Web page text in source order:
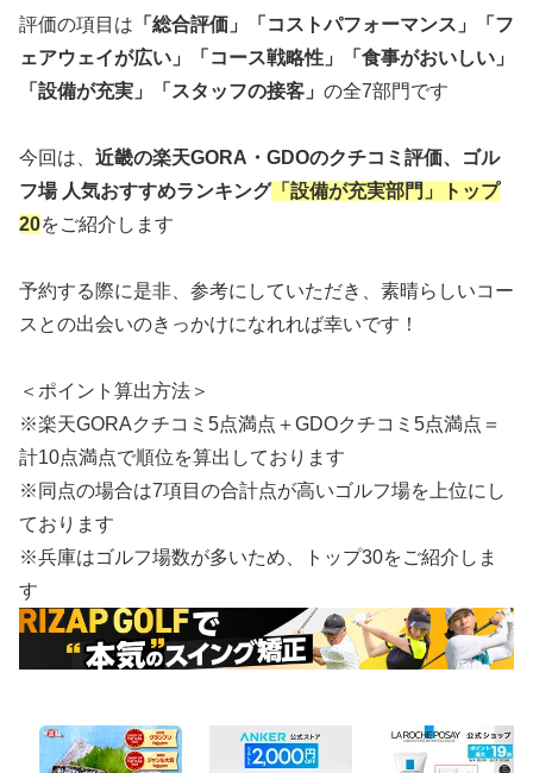
評価の項目は 「総合評価」「コストパフォーマンス」「フ
ェアウェイが広い」「コース戦略性」「食事がおいしい」
「設備が充実」「スタッフの接客」 の全7部門です
今回は、 近畿の楽天GORA・GDOのクチコミ評価、ゴル
フ場 人気おすすめランキング 「設備が充実部門」トップ
20をご紹介します
予約する際に是非、参考にしていただき、素晴らしいコー
スとの出会いのきっかけになれれば幸いです！
＜ポイント算出方法＞
※楽天GORAクチコミ5点満点＋GDOクチコミ5点満点＝
計10点満点で順位を算出しております
※同点の場合は7項目の合計点が高いゴルフ場を上位にし
ております
※兵庫はゴルフ場数が多いため、トップ30をご紹介しま
す